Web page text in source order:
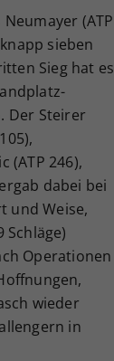
(ATP
sieben
Sieg hat es
Der Steirer
(ATP 246),
dabei bei
und Weise,
Operationen
wieder
in